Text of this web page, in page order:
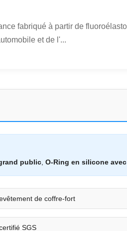
fabriqué à partir de
et de l'...
public O-Ring en silicone
de coffre-fort
SGS